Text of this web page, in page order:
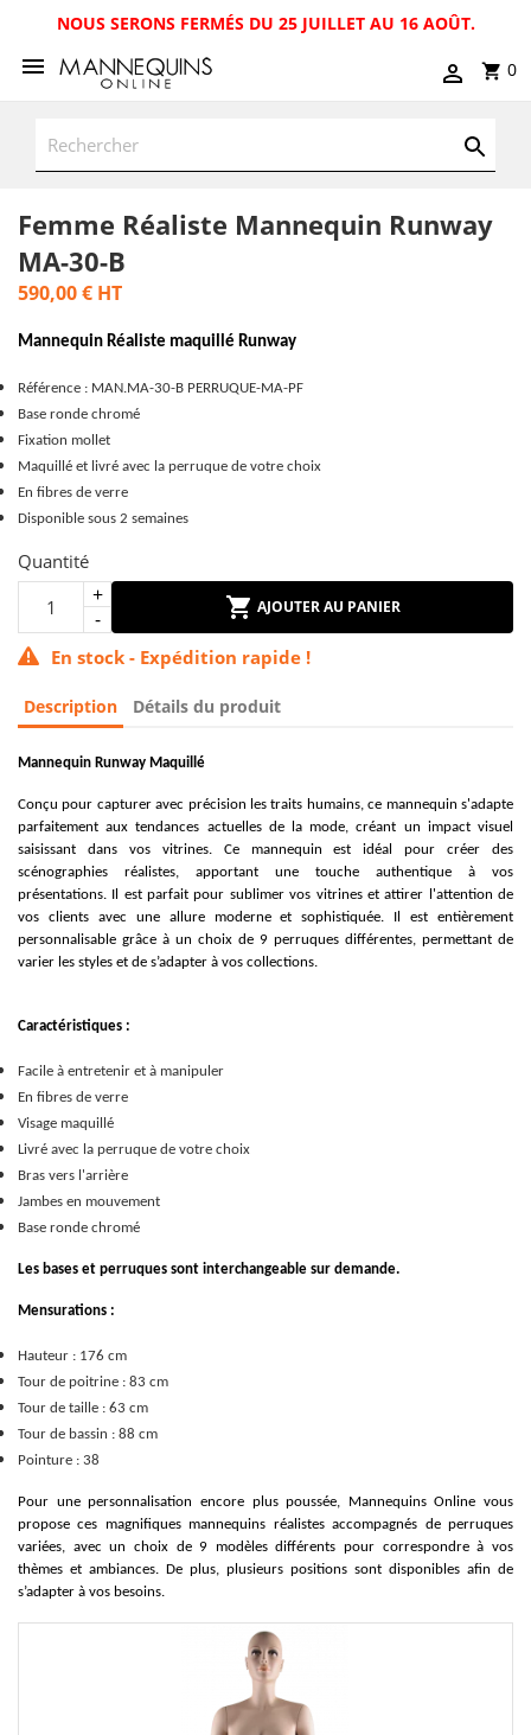
NOUS SERONS FERMÉS DU 25 JUILLET AU 16 AOÛT.
0
Femme Réaliste Mannequin Runway
MA-30-B
590,00 € HT
Mannequin Réaliste maquillé Runway
Référence : MAN.MA-30-B PERRUQUE-MA-PF
Base ronde chromé
Fixation mollet
Maquillé et livré avec la perruque de votre choix
En fibres de verre
Disponible sous 2 semaines
Quantité
AJOUTER AU PANIER
En stock - Expédition rapide !
Description Détails du produit
Mannequin Runway Maquillé
Conçu pour capturer avec précision les traits humains, ce mannequin s'adapte
parfaitement aux tendances actuelles de la mode, créant un impact visuel
saisissant dans vos vitrines. Ce mannequin est idéal pour créer des
scénographies réalistes, apportant une touche authentique à vos
présentations. Il est parfait pour sublimer vos vitrines et attirer l'attention de
vos clients avec une allure moderne et sophistiquée. I l est entièrement
personnalisable grâce à un choix de 9 perruques différentes, permettant de
varier les styles et de s’adapter à vos collections.
Caractéristiques :
Facile à entretenir et à manipuler
En fibres de verre
Visage maquillé
Livré avec la perruque de votre choix
Bras vers l'arrière
Jambes en mouvement
Base ronde chromé
Les bases et perruques sont interchangeable sur demande.
Mensurations :
Hauteur : 176 cm
Tour de poitrine : 83 cm
Tour de taille : 63 cm
Tour de bassin : 88 cm
Pointure : 38
Pour une personnalisation encore plus poussée, Mannequins Online vous
propose ces magnifiques mannequins réalistes accompagnés de perruques
variées, avec un choix de 9 modèles différents pour correspondre à vos
thèmes et ambiances. De plus, plusieurs positions sont disponibles afin de
s’adapter à vos besoins.